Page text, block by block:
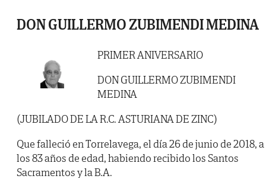
DON GUILLERMO ZUBIMENDI MEDINA
PRIMER ANIVERSARIO
DON GUILLERMO ZUBIMENDI
MEDINA
(JUBILADO DE LA R.C. ASTURIANA DE ZINC)
Que falleció en Torrelavega, el día 26 de junio de 2018, a
los 83 años de edad, habiendo recibido los Santos
Sacramentos y la B.A.